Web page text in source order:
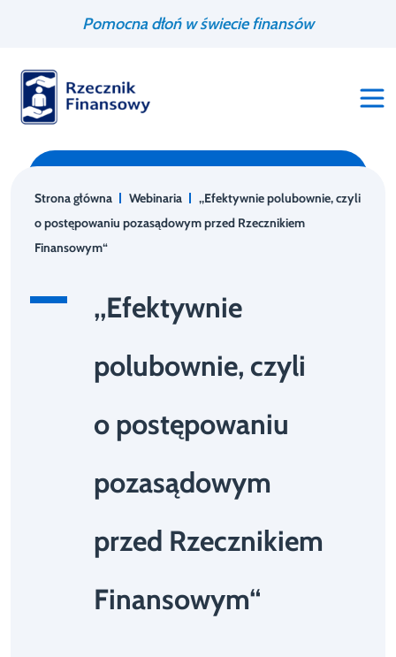
Pomocna dłoń w świecie finansów
Strona główna Webinaria
,,Efektywnie polubownie, czyli
o postępowaniu pozasądowym przed Rzecznikiem
Finansowym“
,,Efektywnie
polubownie, czyli
o postępowaniu
pozasądowym
przed Rzecznikiem
Finansowym“